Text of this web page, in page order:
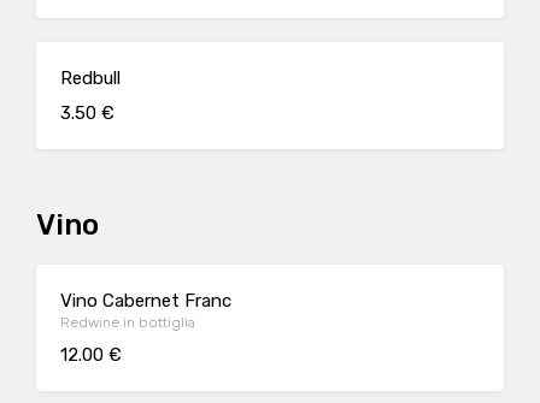
Redbull
3.50 €
Vino
Vino Cabernet Franc
Redwine in bottiglia
12.00 €